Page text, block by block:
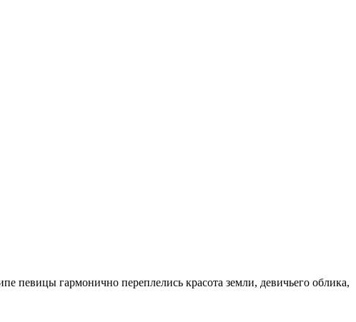
певицы гармонично переплелись красота земли, девичьего облика,